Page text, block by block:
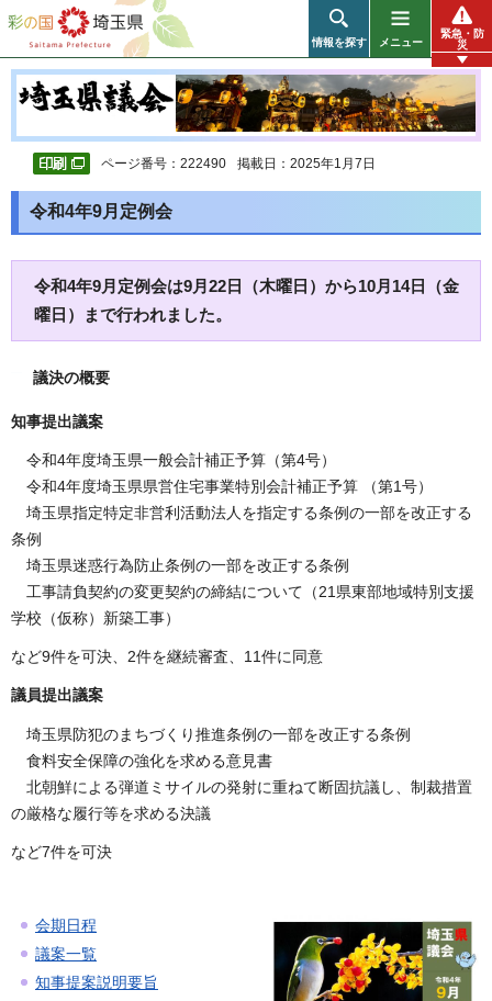
彩の国 埼玉県
情報を探す メニュー
緊急・防
災
ページ番号：222490 掲載日：2025年1月7日
令和4年9月定例会
令和4年9月定例会は9月22日（木曜日）から10月14日（金
曜日）まで行われました。
議決の概要
知事提出議案
令和4年度埼玉県一般会計補正予算（第4号）
令和4年度埼玉県県営住宅事業特別会計補正予算 （第1号）
埼玉県指定特定非営利活動法人を指定する条例の一部を改正する
条例
埼玉県迷惑行為防止条例の一部を改正する条例
工事請負契約の変更契約の締結について（21県東部地域特別支援
学校（仮称）新築工事）
など9件を可決、2件を継続審査、11件に同意
議員提出議案
埼玉県防犯のまちづくり推進条例の一部を改正する条例
食料安全保障の強化を求める意見書
北朝鮮による弾道ミサイルの発射に重ねて断固抗議し、制裁措置
の厳格な履行等を求める決議
など7件を可決
会期日程
議案一覧
知事提案説明要旨